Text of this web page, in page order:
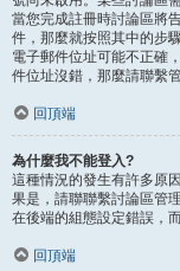
當您完成註冊時討論區將
件，那麼就按照其中的步
電子郵件位址可能不正確
件位址沒錯，那麼請聯繫管
回頂端
為什麼我不能登入?
這種情況的發生有許多原
果是，請聯聯繫討論區管
在後端的組態設定錯誤，
回頂端